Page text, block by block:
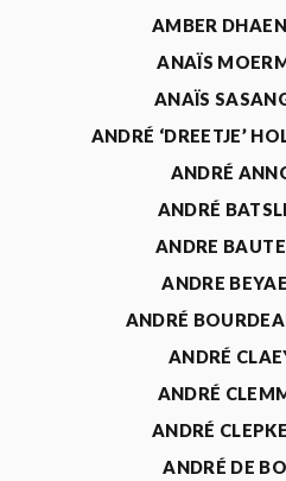
AMBER
ANAÏS
ANAÏS
ANDRÉ ‘DREETJE’
ANDRÉ
ANDRÉ
ANDRE
ANDRE
ANDRÉ
ANDRÉ
ANDRÉ
ANDRÉ
ANDRÉ DE